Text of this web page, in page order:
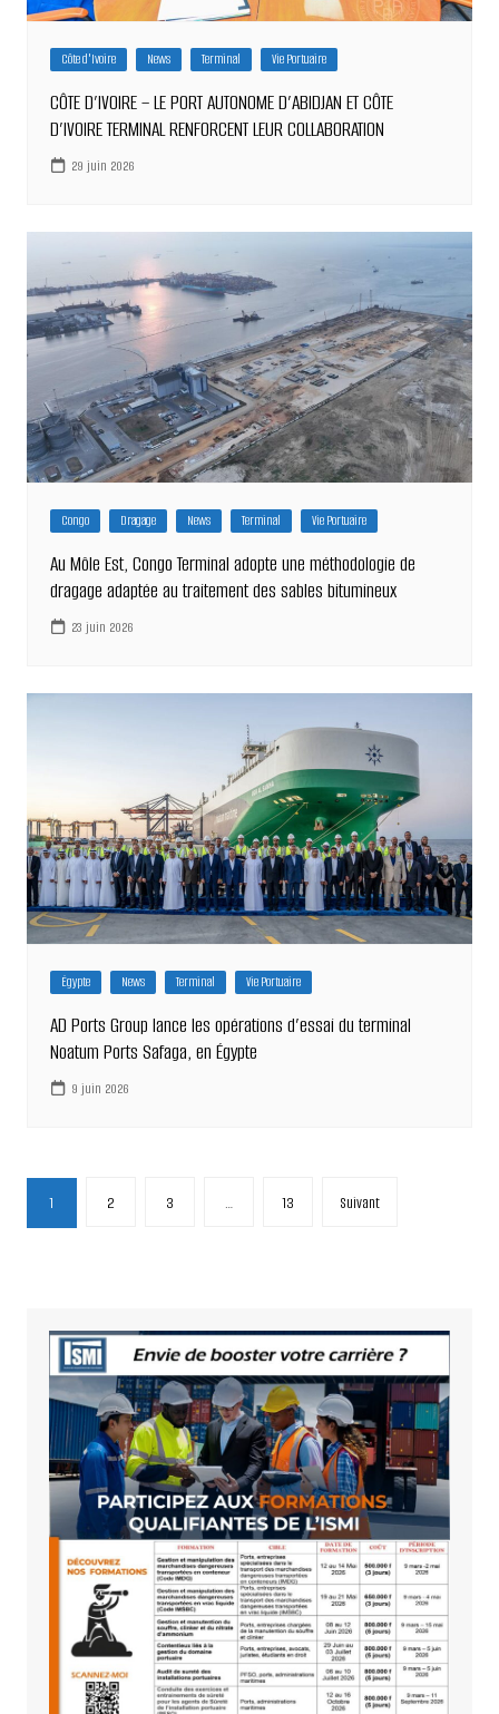
Côte d'Ivoire News Terminal Vie Portuaire
CÔTE D’IVOIRE – LE PORT AUTONOME D’ABIDJAN ET CÔTE
D’IVOIRE TERMINAL RENFORCENT LEUR COLLABORATION
29 juin 2026
Congo Dragage News Terminal Vie Portuaire
Au Môle Est, Congo Terminal adopte une méthodologie de
dragage adaptée au traitement des sables bitumineux
23 juin 2026
Égypte News Terminal Vie Portuaire
AD Ports Group lance les opérations d’essai du terminal
Noatum Ports Safaga, en Égypte
9 juin 2026
Pagination
des
1 2 3 … 13 Suivant